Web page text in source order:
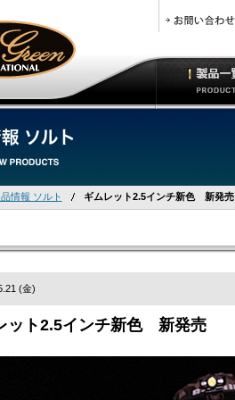
情報 ソルト ギムレット2.5インチ新色 新発売
(金)
ット2.5インチ新色 新発売